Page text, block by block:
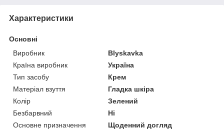
Характеристики
Основні
Виробник
Blyskavka
Країна виробник
Україна
Тип засобу
Крем
Матеріал взуття
Гладка шкіра
Колір
Зелений
Безбарвний
Ні
Основне призначення
Щоденний догляд